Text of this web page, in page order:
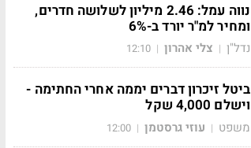
נווה עמל: 2.46 מיליון לשלושה חדרים,
ומחיר למ"ר יורד ב-6%
נדל"ן | צלי אהרון |
12:10
ביטל זיכרון דברים יממה אחרי החתימה -
וישלם 4,000 שקל
משפט | עוזי גרסטמן |
12:00